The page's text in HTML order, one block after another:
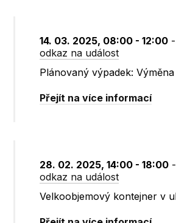
14. 03. 2025, 08:00 - 12:00 -
odkaz na událost
Plánovaný výpadek:
Přejít na více informací
28. 02. 2025, 14:00 - 18:00 -
odkaz na událost
Velkoobjemový kontejner v